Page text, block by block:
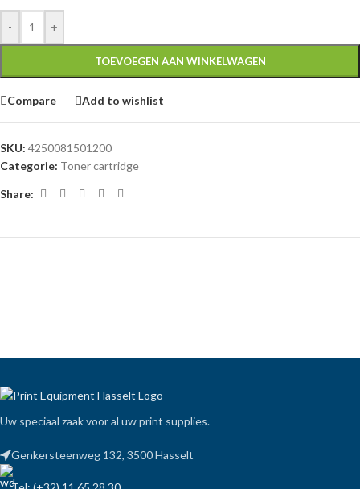
- +
TOEVOEGEN AAN WINKELWAGEN
Compare Add to wishlist
SKU: 4250081501200
Categorie: Toner cartridge
Share:
Uw speciaal zaak voor al uw print supplies.
Genkersteenweg 132, 3500 Hasselt